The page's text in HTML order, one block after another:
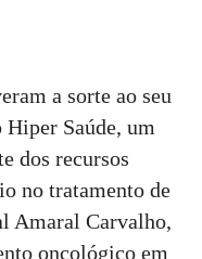
a sorte ao seu
Saúde, um
dos recursos
no tratamento de
Amaral Carvalho,
oncológico em